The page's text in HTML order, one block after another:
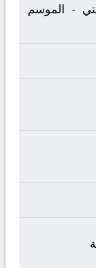
- الموسم